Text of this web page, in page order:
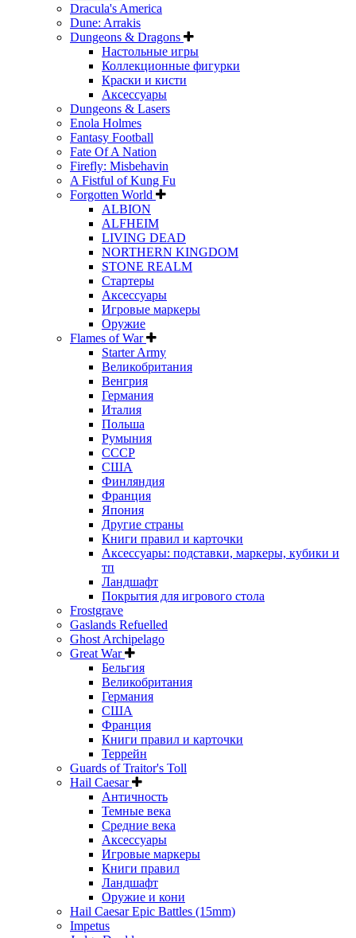
Dracula's America
Dune: Arrakis
Dungeons & Dragons
Настольные игры
Коллекционные фигурки
Краски и кисти
Аксессуары
Dungeons & Lasers
Enola Holmes
Fantasy Football
Fate Of A Nation
Firefly: Misbehavin
A Fistful of Kung Fu
Forgotten World
ALBION
ALFHEIM
LIVING DEAD
NORTHERN KINGDOM
STONE REALM
Стартеры
Аксессуары
Игровые маркеры
Оружие
Flames of War
Starter Army
Великобритания
Венгрия
Германия
Италия
Польша
Румыния
СССР
США
Финляндия
Франция
Япония
Другие страны
Книги правил и карточки
Аксессуары: подставки, маркеры, кубики и
тп
Ландшафт
Покрытия для игрового стола
Frostgrave
Gaslands Refuelled
Ghost Archipelago
Great War
Бельгия
Великобритания
Германия
США
Франция
Книги правил и карточки
Террейн
Guards of Traitor's Toll
Hail Caesar
Античность
Темные века
Средние века
Аксессуары
Игровые маркеры
Книги правил
Ландшафт
Оружие и кони
Hail Caesar Epic Battles (15mm)
Impetus